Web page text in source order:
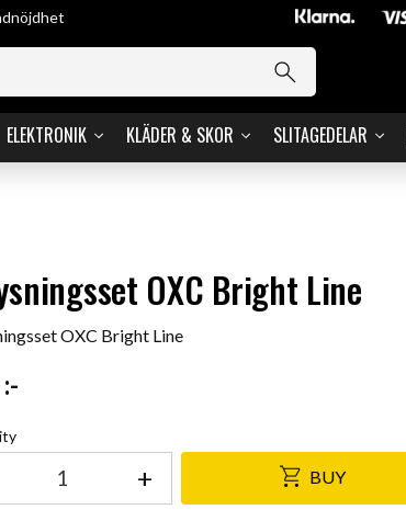
ELEKTRONIK KLÄDER & SKOR SLITAGEDELAR
OXC Bright Line
OXC Bright Line
+ BUY